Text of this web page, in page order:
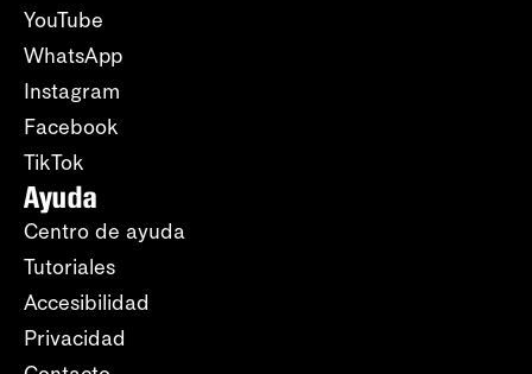
YouTube
WhatsApp
Instagram
Facebook
TikTok
Ayuda
Centro de ayuda
Tutoriales
Accesibilidad
Privacidad